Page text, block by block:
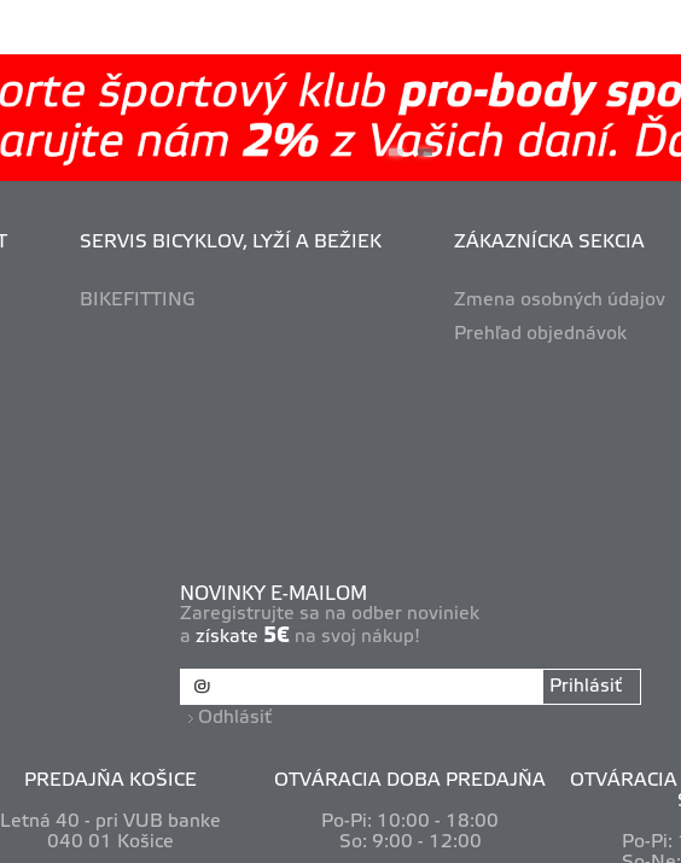
SERVIS BICYKLOV, LYŽÍ A BEŽIEK
BIKEFITTING
ZÁKAZNÍCKA SEKCIA
Zmena osobných údajov
Prehľad objednávok
NOVINKY E-MAILOM
Zaregistrujte sa na odber noviniek
a získate 5€ na svoj nákup!
Prihlásiť
Odhlásiť
PREDAJŇA KOŠICE
Letná 40 - pri VUB banke
040 01 Košice
OTVÁRACIA DOBA PREDAJŇA
Po-Pi: 10:00 - 18:00
So: 9:00 - 12:00
OTVÁRACIA
Po-Pi: